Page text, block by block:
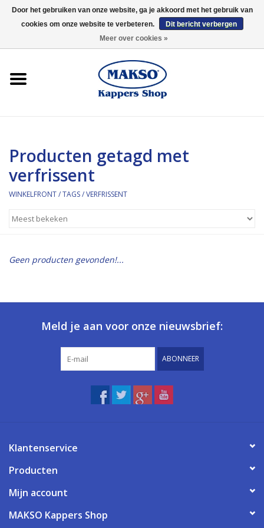
0 Artikelen - €0,00
Kaaral
360
Merken
Merken
Producten getagd met
verfrissent
WINKELFRONT/TAGS/VERFRISSENT
Geen producten gevonden!...
Meld je aan voor onze nieuwsbrief:
ABONNEER
Klantenservice
Producten
Mijn account
MAKSO Kappers Shop
Door het gebruiken van onze website, ga je akkoord met het gebruik van
cookies om onze website te verbeteren.
Dit bericht verbergen
Meer over cookies »